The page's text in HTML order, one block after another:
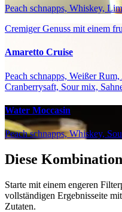
Peach schnapps, Whiskey,
Cremiger Genuss mit einem
Amaretto Cruise
Peach schnapps, Weißer
Cranberrysaft, Sour mix,
Water Moccasin
Peach schnapps, Whiskey,
Diese
Starte mit einem engeren
vollständigen Ergebnisseite
Zutaten.